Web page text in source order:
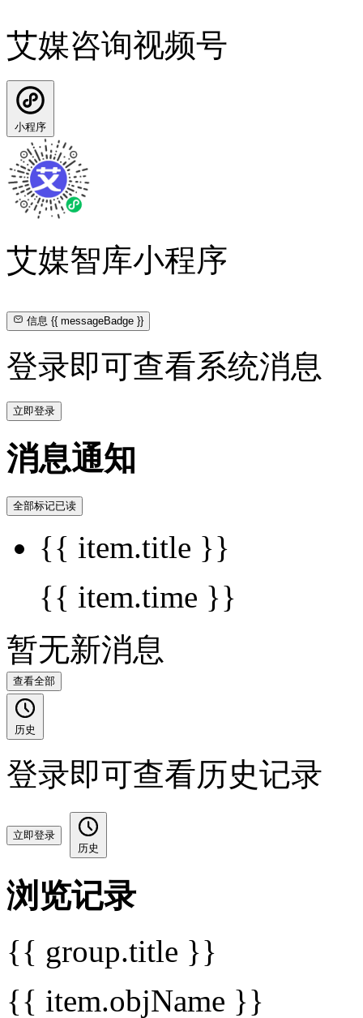
艾媒咨询视频号
小程序
艾媒智库小程序
信息{{ messageBadge }}
登录即可查看系统消息
立即登录
消息通知
全部标记已读
{{ item.title }}
{{ item.time }}
暂无新消息
查看全部
历史
登录即可查看历史记录
立即登录
历史
浏览记录
{{ group.title }}
{{ item.objName }}